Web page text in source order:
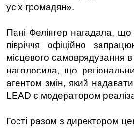
усіх громадян».
Пані Фелінгер нагадала,
півріччя офіційно
місцевого самоврядування
наголосила, що
агентом змін, який
LEAD є модератором
Гості разом з директором